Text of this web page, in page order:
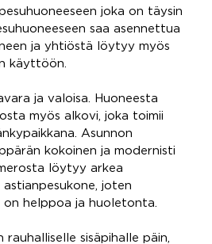
joka on täysin
saa asennettua
ja yhtiöstä löytyy myös
käyttöön.
ja valoisa. Huoneesta
myös alkovi, joka toimii
Asunnon
kokoinen ja modernisti
löytyy arkea
joten
on helppoa ja huoletonta.
sisäpihalle päin,